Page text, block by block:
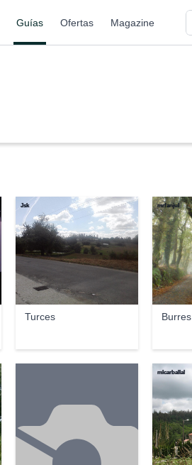
Guías Ofertas Magazine
Turces
Jsk
Burres
mrfanjul
mlcarballal